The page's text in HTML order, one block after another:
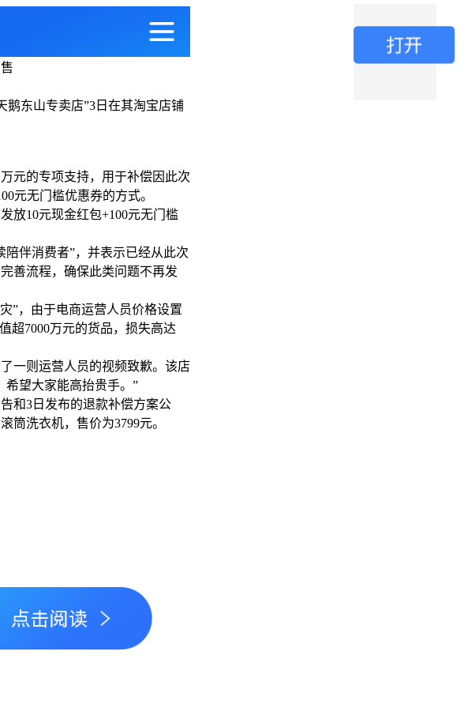
东山专卖店”3日在其淘宝店铺
的专项支持，用于补偿因此次
元无门槛优惠券的方式。
10元现金红包+100元无门槛
伴消费者”，并表示已经从此次
善流程，确保此类问题不再发
，由于电商运营人员价格设置
超7000万元的货品，损失高达
一则运营人员的视频致歉。该店
希望大家能高抬贵手。”
和3日发布的退款补偿方案公
筒洗衣机，售价为3799元。